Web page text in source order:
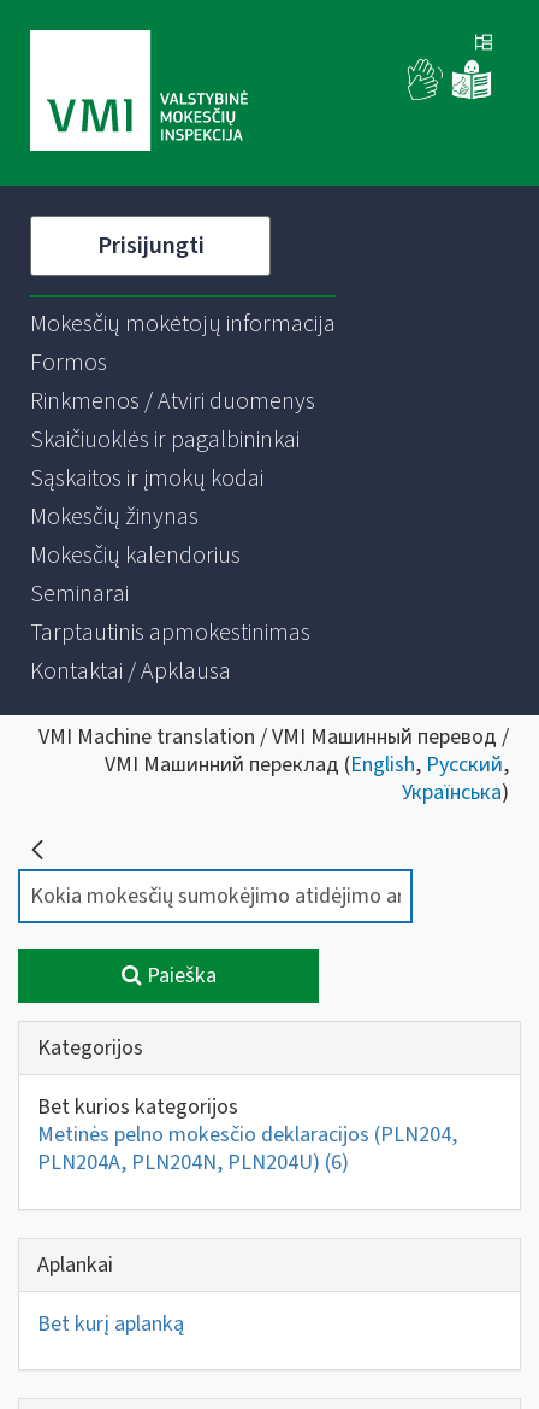
Prisijungti
Mokesčių mokėtojų informacija
Formos
Rinkmenos / Atviri duomenys
Skaičiuoklės ir pagalbininkai
Sąskaitos ir įmokų kodai
Mokesčių žinynas
Mokesčių kalendorius
Seminarai
Tarptautinis apmokestinimas
Kontaktai / Apklausa
VMI Machine translation / VMI Машинный перевод /
VMI Машинний переклад (English, Русский,
Українська)
Paieška
Kategorijos
Bet kurios kategorijos
Metinės pelno mokesčio deklaracijos (PLN204,
PLN204A, PLN204N, PLN204U) (6)
Aplankai
Bet kurį aplanką